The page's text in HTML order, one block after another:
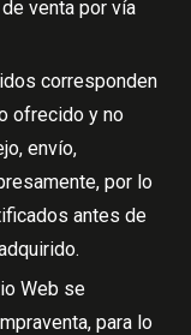
venta por vía
corresponden
ofrecido y no
envío,
por lo
antes de
Web se
para lo